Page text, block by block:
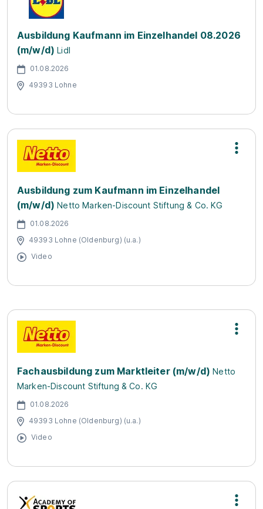
Ausbildung Kaufmann im Einzelhandel 08.2026
(m/w/d) Lidl
01.08.2026
49393 Lohne
Ausbildung zum Kaufmann im Einzelhandel
(m/w/d) Netto Marken-Discount Stiftung & Co. KG
01.08.2026
49393 Lohne (Oldenburg) (u.a.)
Video
Fachausbildung zum Marktleiter (m/w/d) Netto
Marken-Discount Stiftung & Co. KG
01.08.2026
49393 Lohne (Oldenburg) (u.a.)
Video